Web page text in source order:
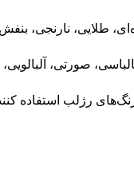
طلایی،
صورتی،
رژلب استفاده